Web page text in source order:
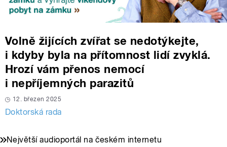
Volně žijících zvířat se nedotýkejte,
i kdyby byla na přítomnost lidí zvyklá.
Hrozí vám přenos nemocí
i nepříjemných parazitů
12. březen 2025
Doktorská rada
Největší audioportál na českém internetu